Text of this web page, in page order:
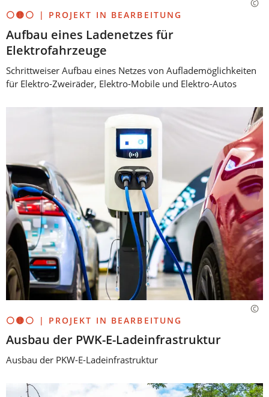
⚪🟡⚪ | PROJEKT IN BEARBEITUNG
Aufbau eines Ladenetzes für
Elektrofahrzeuge
Schrittweiser Aufbau eines Netzes von Auflademöglichkeiten
für Elektro-Zweiräder, Elektro-Mobile und Elektro-Autos
⚪🟡⚪ | PROJEKT IN BEARBEITUNG
Ausbau der PWK-E-Ladeinfrastruktur
Ausbau der PKW-E-Ladeinfrastruktur